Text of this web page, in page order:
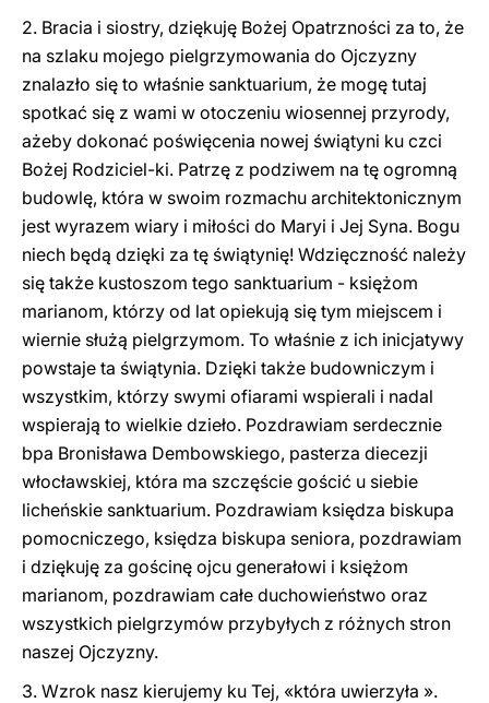
2. Bracia i siostry, dziękuję Bożej Opatrzności za to, że
na szlaku mojego pielgrzymowania do Ojczyzny
znalazło się to właśnie sanktuarium, że mogę tutaj
spotkać się z wami w otoczeniu wiosennej przyrody,
ażeby dokonać poświęcenia nowej świątyni ku czci
Bożej Rodziciel-ki. Patrzę z podziwem na tę ogromną
budowlę, która w swoim rozmachu architektonicznym
jest wyrazem wiary i miłości do Maryi i Jej Syna. Bogu
niech będą dzięki za tę świątynię! Wdzięczność należy
się także kustoszom tego sanktuarium - księżom
marianom, którzy od lat opiekują się tym miejscem i
wiernie służą pielgrzymom. To właśnie z ich inicjatywy
powstaje ta świątynia. Dzięki także budowniczym i
wszystkim, którzy swymi ofiarami wspierali i nadal
wspierają to wielkie dzieło. Pozdrawiam serdecznie
bpa Bronisława Dembowskiego, pasterza diecezji
włocławskiej, która ma szczęście gościć u siebie
licheńskie sanktuarium. Pozdrawiam księdza biskupa
pomocniczego, księdza biskupa seniora, pozdrawiam
i dziękuję za gościnę ojcu generałowi i księżom
marianom, pozdrawiam całe duchowieństwo oraz
wszystkich pielgrzymów przybyłych z różnych stron
naszej Ojczyzny.
3. Wzrok nasz kierujemy ku Tej, «która uwierzyła ».